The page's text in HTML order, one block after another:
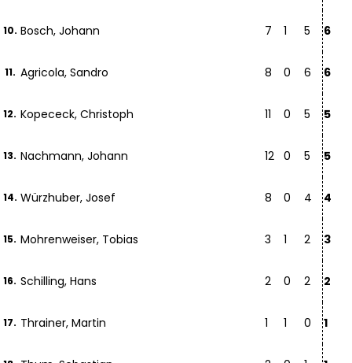
10. Bosch, Johann 7 1 5 6
11. Agricola, Sandro 8 0 6 6
12. Kopececk, Christoph 11 0 5 5
13. Nachmann, Johann 12 0 5 5
14. Würzhuber, Josef 8 0 4 4
15. Mohrenweiser, Tobias 3 1 2 3
16. Schilling, Hans 2 0 2 2
17. Thrainer, Martin 1 1 0 1